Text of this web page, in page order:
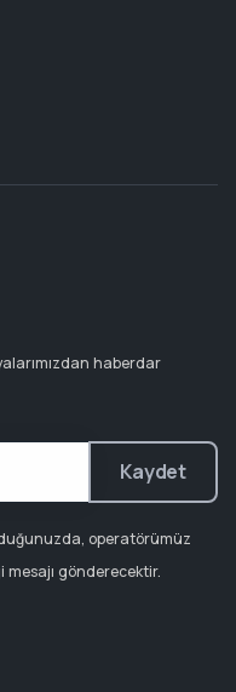
haberdar
Kaydet
operatörümüz
mesajı gönderecektir.